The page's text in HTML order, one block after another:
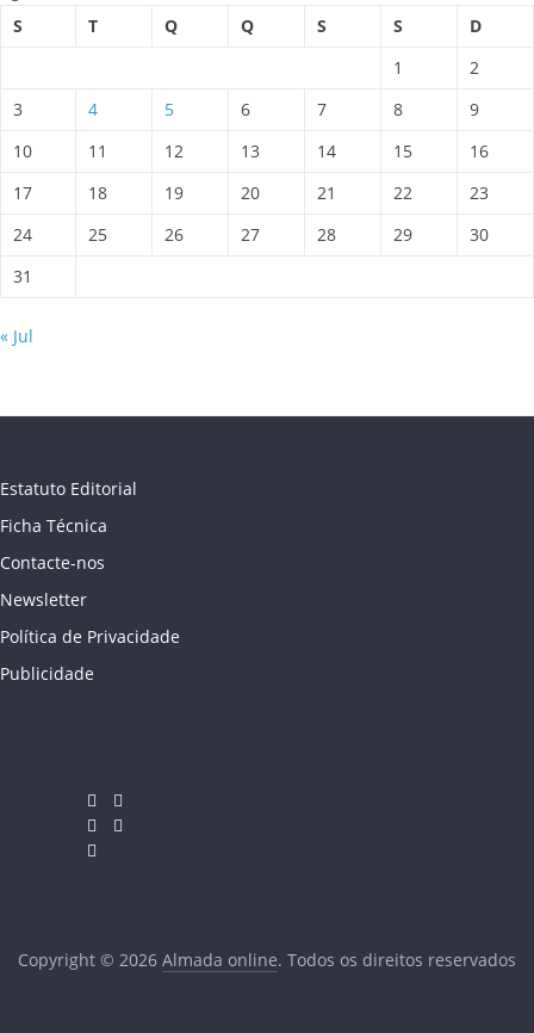
S
T Q Q S S
D
1
2
3
4 5 6 7 8
9
10
11 12 13 14 15
16
17
18 19 20 21 22
23
24
25 26 27 28 29
30
31
« Jul
Estatuto Editorial
Ficha Técnica
Contacte-nos
Newsletter
Política de Privacidade
Publicidade
Copyright © 2026 Almada online. Todos os direitos reservados